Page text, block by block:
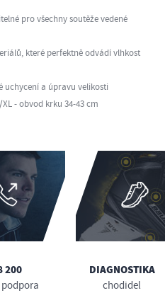
pro všechny soutěže vedené
které perfektně odvádí vlhkost
uchycení a úpravu velikosti
- obvod krku 34-43 cm
200 DIAGNOSTIKA
chodidel